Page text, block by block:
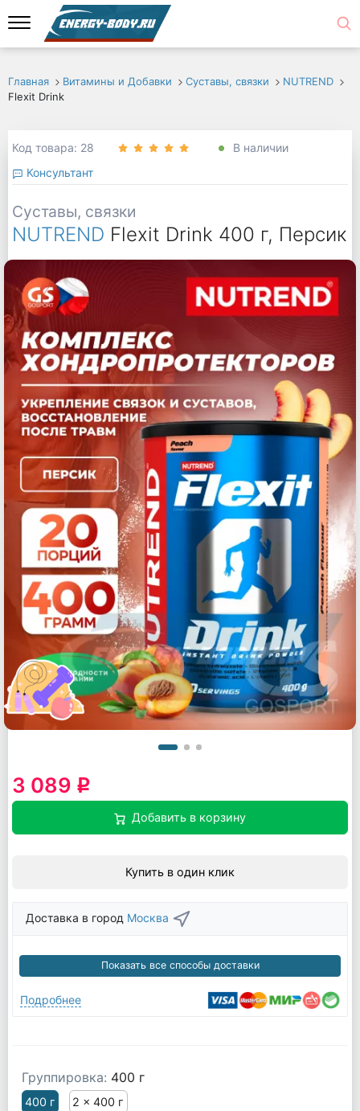
Главная Витамины и Добавки Суставы, связки
NUTREND
Flexit Drink
Код товара: 28
В наличии
Консультант
Суставы, связки
NUTREND Flexit Drink 400 г, Персик
3 089 q
Добавить в корзину
Купить в один клик
Доставка в город Москва
Показать все способы доставки
Подробнее
Группировка: 400 г
400 г 2 x 400 г